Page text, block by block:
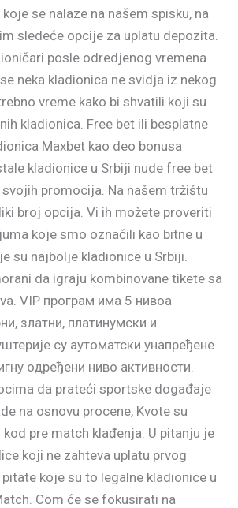
se nalaze na našem spisku, na
sledeće opcije za uplatu depozita.
posle odredjenog vremena
neka kladionica ne svidja iz nekog
vreme kako bi shvatili koji su
kladionica. Free bet ili besplatne
Maxbet kao deo bonusa
kladionice u Srbiji nude free bet
promocija. Na našem tržištu
broj opcija. Vi ih možete proveriti
koje smo označili kao bitne u
su najbolje kladionice u Srbiji.
da igraju kombinovane tikete sa
VIP програм има 5 нивоа
златни, платинумски и
су аутоматски унапређене
одређени ниво активности.
da prateći sportske događaje
na osnovu procene, Kvote su
pre match klađenja. U pitanju je
koji ne zahteva uplatu prvog
koje su to legalne kladionice u
Com će se fokusirati na